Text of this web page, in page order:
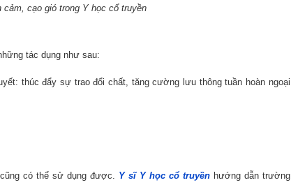
cảm, cạo gió trong Y học cổ truyền
tác dụng như sau:
thúc đẩy sự trao đổi chất, tăng cường lưu thông tuần hoàn ngoại
có thể sử dụng được. Y sĩ Y học cổ truyềnhướng dẫn trường